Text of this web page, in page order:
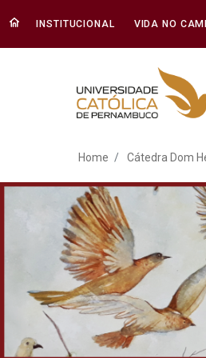
INSTITUCIONAL VIDA NO
ATO EM
Home Cátedra Dom